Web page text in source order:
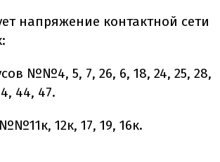
напряжение контактной сети
№№4, 5, 7, 26, 6, 18, 24, 25, 28,
44, 47.
12к, 17, 19, 16к.